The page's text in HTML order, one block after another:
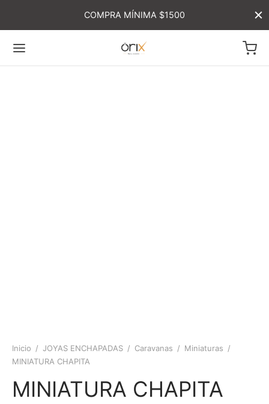
COMPRA MÍNIMA $1500
Inicio / JOYAS ENCHAPADAS / Caravanas / Miniaturas /
MINIATURA CHAPITA
MINIATURA CHAPITA